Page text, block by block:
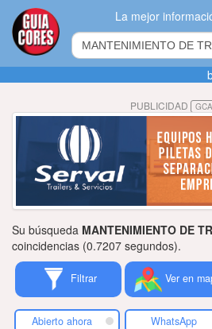
La mejor
PUBLICIDAD
Su búsqueda MANTENIMIENTO DE
coincidencias (0.7207 segundos).
Filtrar Ver en
Abierto ahora WhatsApp